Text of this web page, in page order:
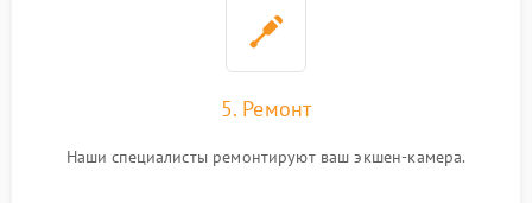
5. Ремонт
Наши специалисты ремонтируют ваш экшен-камера.